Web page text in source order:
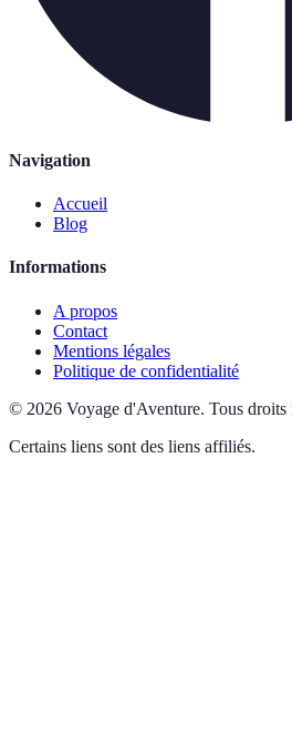
Navigation
Accueil
Blog
Informations
A propos
Contact
Mentions légales
Politique de confidentialité
© 2026 Voyage d'Aventure. Tous droits
Certains liens sont des liens affiliés.